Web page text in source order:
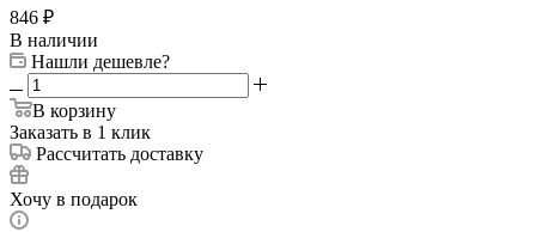
846 ₽
В наличии
Нашли дешевле?
В корзину
Заказать в 1 клик
Рассчитать доставку
Хочу в подарок